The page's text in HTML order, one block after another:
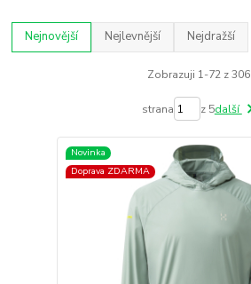
Nejnovější Nejlevnější Nejdražší
Zobrazuji 1-72 z 306
strana z 5další
Novinka
Doprava ZDARMA